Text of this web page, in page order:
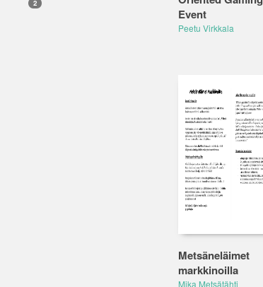
2
Event
Peetu Virkkala
Metsäneläimet
markkinoilla
Mika Metsätähti